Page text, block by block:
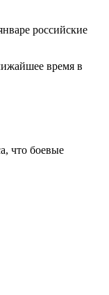
российские
время в
что боевые